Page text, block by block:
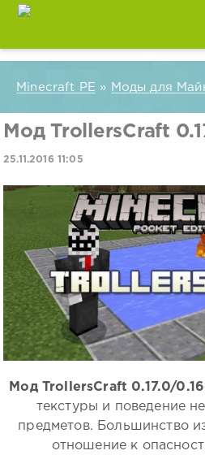
Minecraft PE » Моды для
Мод TrollersCraft
25.11.2016 11:05
Мод TrollersCraft 0.17.0/
текстуры и поведение
предметов. Большинство
отношение к